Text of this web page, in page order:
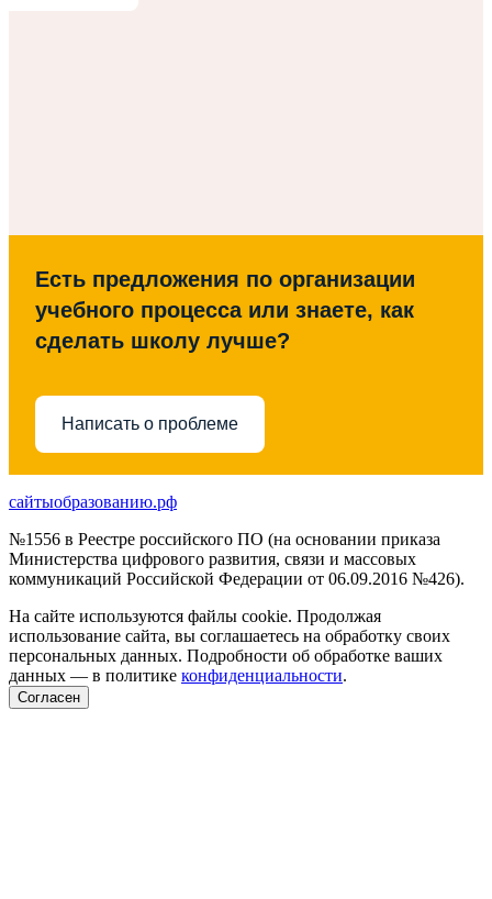
Есть предложения по организации
учебного процесса или знаете, как
сделать школу лучше?
Написать о проблеме
сайтыобразованию.рф
№1556 в Реестре российского ПО (на основании приказа
Министерства цифрового развития, связи и массовых
коммуникаций Российской Федерации от 06.09.2016 №426).
На сайте используются файлы cookie. Продолжая
использование сайта, вы соглашаетесь на обработку своих
персональных данных. Подробности об обработке ваших
данных — в политике конфиденциальности.
Согласен